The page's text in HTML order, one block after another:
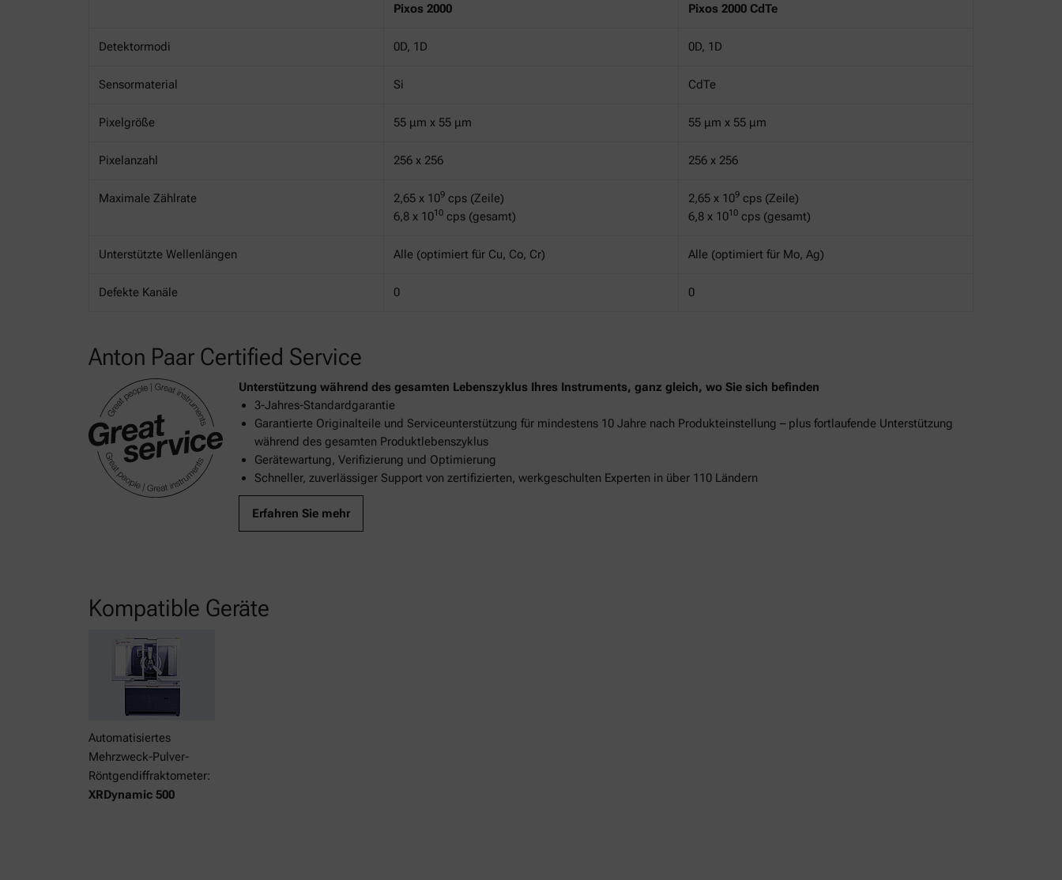
Pixos 2000 Pixos 2000 CdTe
Detektormodi 0D, 1D 0D, 1D
Sensormaterial Si CdTe
Pixelgröße 55 μm x 55 μm 55 μm x 55 μm
Pixelanzahl 256 x 256 256 x 256
Maximale Zählrate 2,65 x 109 cps (Zeile)
6,8 x 1010 cps (gesamt)
2,65 x 109 cps (Zeile)
6,8 x 1010 cps (gesamt)
Unterstützte Wellenlängen Alle (optimiert für Cu, Co, Cr) Alle (optimiert für Mo, Ag)
Defekte Kanäle 0 0
Anton Paar Certified Service
Unterstützung während des gesamten Lebenszyklus Ihres Instruments, ganz gleich, wo Sie sich befinden
3-Jahres-Standardgarantie
Garantierte Originalteile und Serviceunterstützung für mindestens 10 Jahre nach Produkteinstellung – plus fortlaufende Unterstützung
während des gesamten Produktlebenszyklus
Gerätewartung, Verifizierung und Optimierung
Schneller, zuverlässiger Support von zertifizierten, werkgeschulten Experten in über 110 Ländern
Erfahren Sie mehr
Kompatible Geräte
Automatisiertes
Mehrzweck-Pulver-
Röntgendiffraktometer:
XRDynamic 500